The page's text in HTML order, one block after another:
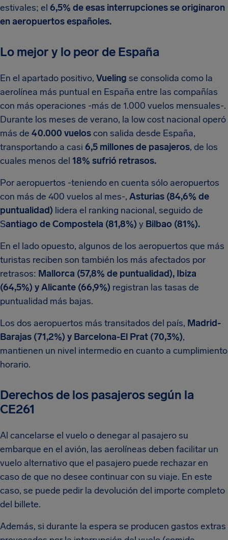
estivales; el 6,5% de esas interrupciones se originaron
en aeropuertos españoles.
Lo mejor y lo peor de España
En el apartado positivo, Vueling se consolida como la
aerolínea más puntual en España entre las compañías
con más operaciones -más de 1.000 vuelos mensuales-.
Durante los meses de verano, la low cost nacional operó
más de 40.000 vueloscon salida desde España,
transportando a casi 6,5 millones de pasajeros, de los
cuales menos del 18% sufrió retrasos.
Por aeropuertos -teniendo en cuenta sólo aeropuertos
con más de 400 vuelos al mes-, Asturias (84,6% de
puntualidad) lidera el ranking nacional, seguido de
Santiago de Compostela (81,8%) y Bilbao (81%).
En el lado opuesto, algunos de los aeropuertos que más
turistas reciben son también los más afectados por
retrasos: Mallorca (57,8% de puntualidad), Ibiza
(64,5%) y Alicante (66,9%) registran las tasas de
puntualidad más bajas.
Los dos aeropuertos más transitados del país, Madrid-
Barajas (71,2%) y Barcelona-El Prat (70,3%),
mantienen un nivel intermedio en cuanto a cumplimiento
horario.
Derechos de los pasajeros según la
CE261
Al cancelarse el vuelo o denegar al pasajero su
embarque en el avión, las aerolíneas deben facilitar un
vuelo alternativo que el pasajero puede rechazar en
caso de que no desee continuar con su viaje. En este
caso, se puede pedir la devolución del importe completo
del billete.
Además, si durante la espera se producen gastos extras